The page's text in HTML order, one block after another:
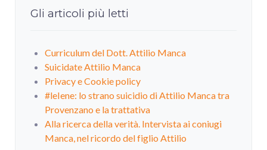
Gli articoli più letti
Curriculum del Dott. Attilio Manca
Suicidate Attilio Manca
Privacy e Cookie policy
#leIene: lo strano suicidio di Attilio Manca tra
Provenzano e la trattativa
Alla ricerca della verità. Intervista ai coniugi
Manca, nel ricordo del figlio Attilio